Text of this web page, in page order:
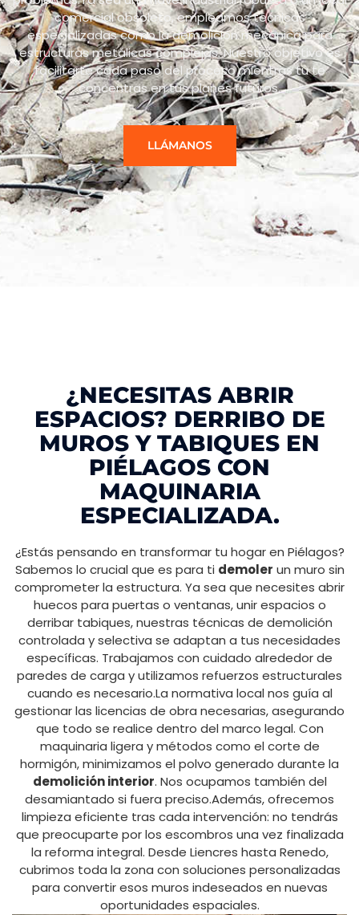
comercial obsoleto, empleamos técnicas
especializadas como la demolición mecánica para
estructuras metálicas complejas. Nuestro objetivo es
facilitarte cada paso del proceso mientras tú te
concentras en tus planes futuros.
LLÁMANOS
¿NECESITAS ABRIR
ESPACIOS? DERRIBO DE
MUROS Y TABIQUES EN
PIÉLAGOS CON
MAQUINARIA
ESPECIALIZADA.
¿Estás pensando en transformar tu hogar en Piélagos?
Sabemos lo crucial que es para ti demoler un muro sin
comprometer la estructura. Ya sea que necesites abrir
huecos para puertas o ventanas, unir espacios o
derribar tabiques, nuestras técnicas de demolición
controlada y selectiva se adaptan a tus necesidades
específicas. Trabajamos con cuidado alrededor de
paredes de carga y utilizamos refuerzos estructurales
cuando es necesario.La normativa local nos guía al
gestionar las licencias de obra necesarias, asegurando
que todo se realice dentro del marco legal. Con
maquinaria ligera y métodos como el corte de
hormigón, minimizamos el polvo generado durante la
demolición interior. Nos ocupamos también del
desamiantado si fuera preciso.Además, ofrecemos
limpieza eficiente tras cada intervención: no tendrás
que preocuparte por los escombros una vez finalizada
la reforma integral. Desde Liencres hasta Renedo,
cubrimos toda la zona con soluciones personalizadas
para convertir esos muros indeseados en nuevas
oportunidades espaciales.